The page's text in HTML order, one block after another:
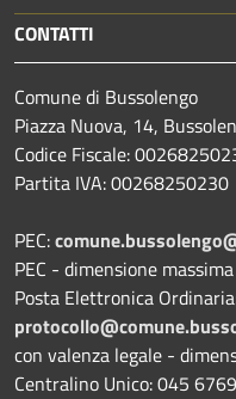
CONTATTI
Comune di Bussolengo
Piazza Nuova, 14,
Codice Fiscale:
Partita IVA: 00268250230
PEC:
PEC - dimensione
Posta Elettronica
con valenza legale -
Centralino Unico: 045